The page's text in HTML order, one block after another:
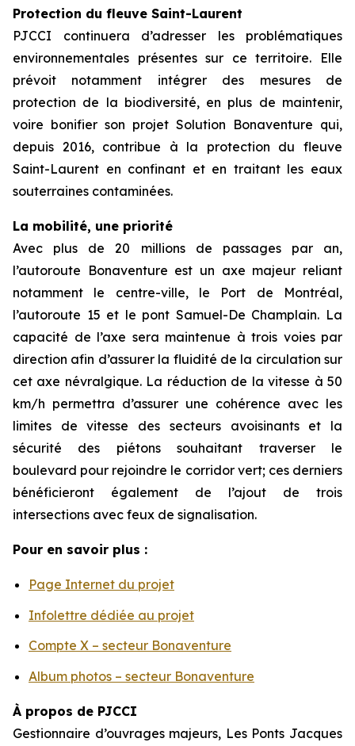
Protection du fleuve Saint-Laurent
PJCCI continuera d’adresser les problématiques
environnementales présentes sur ce territoire. Elle
prévoit notamment intégrer des mesures de
protection de la biodiversité, en plus de maintenir,
voire bonifier son projet Solution Bonaventure qui,
depuis 2016, contribue à la protection du fleuve
Saint-Laurent en confinant et en traitant les eaux
souterraines contaminées.
La mobilité, une priorité
Avec plus de 20 millions de passages par an,
l’autoroute Bonaventure est un axe majeur reliant
notamment le centre-ville, le Port de Montréal,
l’autoroute 15 et le pont Samuel-De Champlain. La
capacité de l’axe sera maintenue à trois voies par
direction afin d’assurer la fluidité de la circulation sur
cet axe névralgique. La réduction de la vitesse à 50
km/h permettra d’assurer une cohérence avec les
limites de vitesse des secteurs avoisinants et la
sécurité des piétons souhaitant traverser le
boulevard pour rejoindre le corridor vert; ces derniers
bénéficieront également de l’ajout de trois
intersections avec feux de signalisation.
Pour en savoir plus :
Page Internet du projet
Infolettre dédiée au projet
Compte X – secteur Bonaventure
Album photos – secteur Bonaventure
À propos de PJCCI
Gestionnaire d’ouvrages majeurs, Les Ponts Jacques